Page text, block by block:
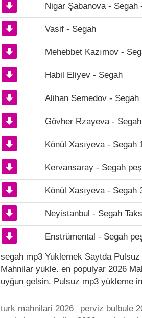
Nigar Şabanova - Segah
Vasif - Segah
Mehebbet Kazımov -
Habil Eliyev - Segah
Alihan Semedov - Segah
Gövher Rzayeva - Segah
Könül Xasıyeva - Segah
Kervansaray - Segah
Könül Xasıyeva - Segah
Neyistanbul - Segah
Enstrümental - Segah
segah mp3 Yuklemek Saytda
Mahnilar yukle. en populyar 2026
uyğun gelsin. Pulsuz mp3 yükleme
turk mahnilari 2026 perviz bulbule